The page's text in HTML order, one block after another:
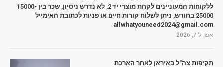
ללקוחות המעוניינים לקחת מוצרי יד 2, לא נדרש ניסיון, שכר בין 15000-
25000 בחודש, ניתן לשלוח קורות חיים או פניות לכתובת האימייל
allwhatyouneed2024@gmail.com
אפריל 7, 2026
תקיפות צה"ל באיראן לאחר הארכת